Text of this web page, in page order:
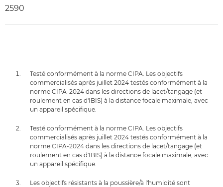
2590
Testé conformément à la norme CIPA. Les objectifs
commercialisés après juillet 2024 testés conformément à la
norme CIPA-2024 dans les directions de lacet/tangage (et
roulement en cas d'IBIS) à la distance focale maximale, avec
un appareil spécifique.
Testé conformément à la norme CIPA. Les objectifs
commercialisés après juillet 2024 testés conformément à la
norme CIPA-2024 dans les directions de lacet/tangage (et
roulement en cas d'IBIS) à la distance focale maximale, avec
un appareil spécifique.
Les objectifs résistants à la poussière/à l'humidité sont